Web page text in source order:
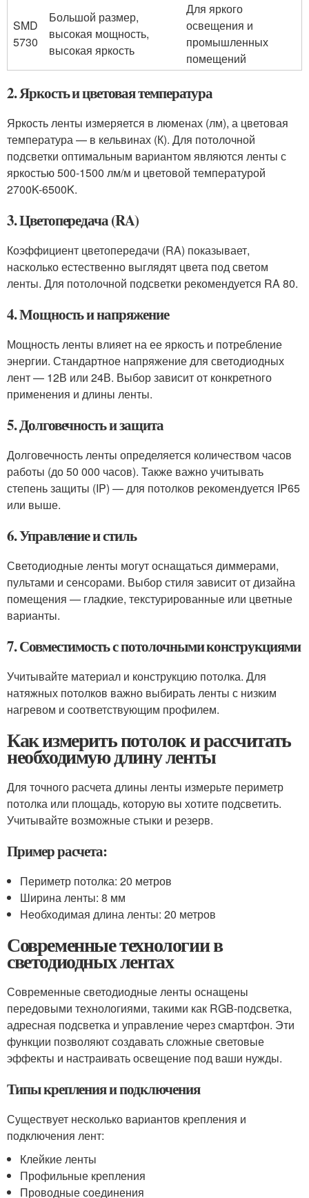
SMD
5730
Большой размер,
высокая мощность,
высокая яркость
Для яркого
освещения и
промышленных
помещений
2. Яркость и цветовая температура
Яркость ленты измеряется в люменах (лм), а цветовая
температура — в кельвинах (К). Для потолочной
подсветки оптимальным вариантом являются ленты с
яркостью 500-1500 лм/м и цветовой температурой
2700K-6500K.
3. Цветопередача (RA)
Коэффициент цветопередачи (RA) показывает,
насколько естественно выглядят цвета под светом
ленты. Для потолочной подсветки рекомендуется RA 80.
4. Мощность и напряжение
Мощность ленты влияет на ее яркость и потребление
энергии. Стандартное напряжение для светодиодных
лент — 12В или 24В. Выбор зависит от конкретного
применения и длины ленты.
5. Долговечность и защита
Долговечность ленты определяется количеством часов
работы (до 50 000 часов). Также важно учитывать
степень защиты (IP) — для потолков рекомендуется IP65
или выше.
6. Управление и стиль
Светодиодные ленты могут оснащаться диммерами,
пультами и сенсорами. Выбор стиля зависит от дизайна
помещения — гладкие, текстурированные или цветные
варианты.
7. Совместимость с потолочными конструкциями
Учитывайте материал и конструкцию потолка. Для
натяжных потолков важно выбирать ленты с низким
нагревом и соответствующим профилем.
Как измерить потолок и рассчитать
необходимую длину ленты
Для точного расчета длины ленты измерьте периметр
потолка или площадь, которую вы хотите подсветить.
Учитывайте возможные стыки и резерв.
Пример расчета:
Периметр потолка: 20 метров
Ширина ленты: 8 мм
Необходимая длина ленты: 20 метров
Современные технологии в
светодиодных лентах
Современные светодиодные ленты оснащены
передовыми технологиями, такими как RGB-подсветка,
адресная подсветка и управление через смартфон. Эти
функции позволяют создавать сложные световые
эффекты и настраивать освещение под ваши нужды.
Типы крепления и подключения
Существует несколько вариантов крепления и
подключения лент:
Клейкие ленты
Профильные крепления
Проводные соединения